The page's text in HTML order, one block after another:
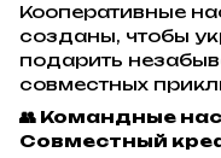
Кооперативные
созданы, чтобы
подарить
совместных
👥 Командные
Совместный